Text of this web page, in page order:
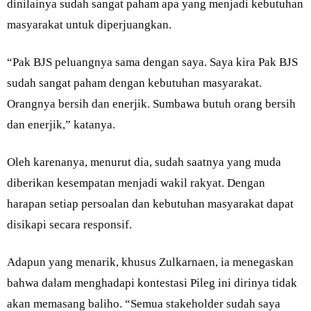
dinilainya sudah sangat paham apa yang menjadi kebutuhan
masyarakat untuk diperjuangkan.
“Pak BJS peluangnya sama dengan saya. Saya kira Pak BJS
sudah sangat paham dengan kebutuhan masyarakat.
Orangnya bersih dan enerjik. Sumbawa butuh orang bersih
dan enerjik,” katanya.
Oleh karenanya, menurut dia, sudah saatnya yang muda
diberikan kesempatan menjadi wakil rakyat. Dengan
harapan setiap persoalan dan kebutuhan masyarakat dapat
disikapi secara responsif.
Adapun yang menarik, khusus Zulkarnaen, ia menegaskan
bahwa dalam menghadapi kontestasi Pileg ini dirinya tidak
akan memasang baliho. “Semua stakeholder sudah saya